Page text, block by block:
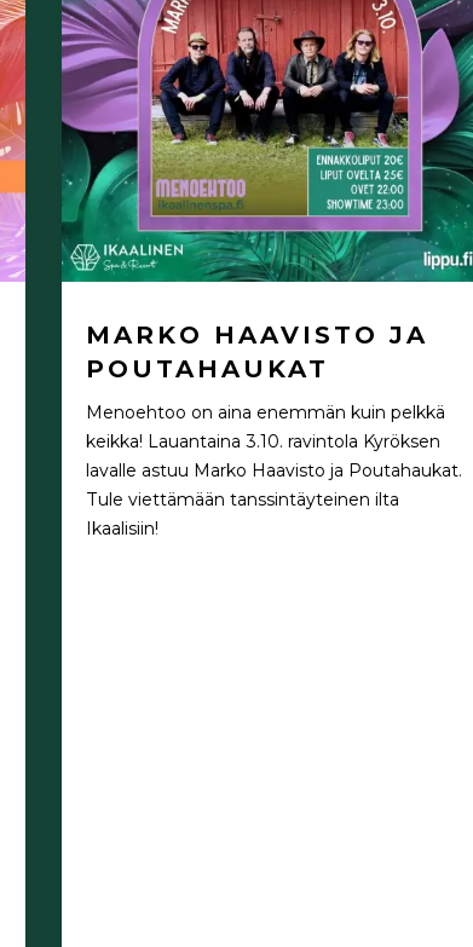
MARKO HAAVISTO JA
POUTAHAUKAT
Menoehtoo on aina enemmän kuin pelkkä
keikka! Lauantaina 3.10. ravintola Kyröksen
lavalle astuu Marko Haavisto ja Poutahaukat.
Tule viettämään tanssintäyteinen ilta
Ikaalisiin!